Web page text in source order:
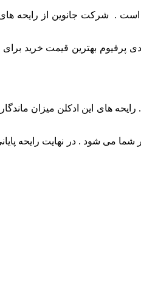
است . شرکت جانوین از رایحه
پرفیوم بهترین قیمت خرید برای
های این ادکلن میزان
می شود . در نهایت رایحه